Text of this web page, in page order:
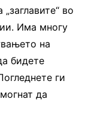
во
Има многу
на
бидете
ги
да